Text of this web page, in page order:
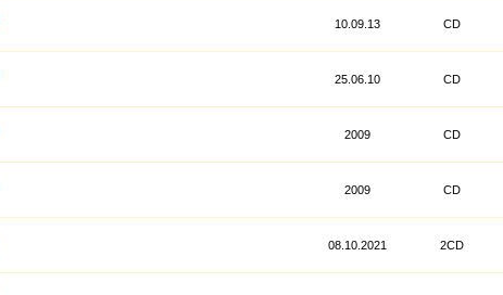
10.09.13 CD
25.06.10 CD
2009 CD
2009 CD
08.10.2021 2CD